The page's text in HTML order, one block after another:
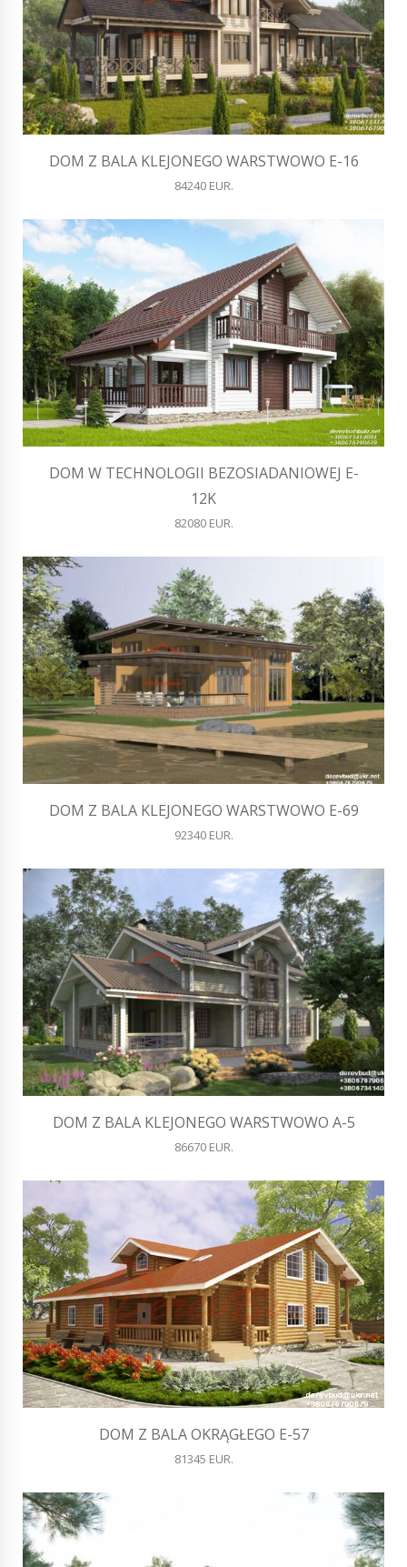
DOM Z BALA KLEJONEGO WARSTWOWO E-16
84240 EUR.
DOM W TECHNOLOGII BEZOSIADANIOWEJ E-
12K
82080 EUR.
DOM Z BALA KLEJONEGO WARSTWOWO E-69
92340 EUR.
DOM Z BALA KLEJONEGO WARSTWOWO A-5
86670 EUR.
DOM Z BALA OKRĄGŁEGO E-57
81345 EUR.